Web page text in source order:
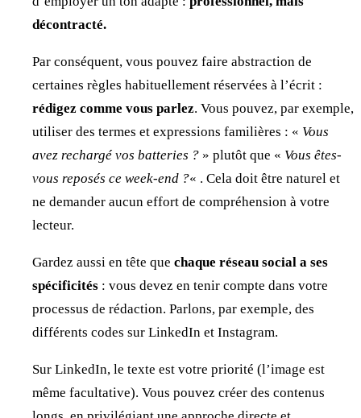
décontracté.
Par conséquent, vous pouvez faire abstraction de
certaines règles habituellement réservées à l’écrit :
rédigez comme vous parlez. Vous pouvez, par exemple,
utiliser des termes et expressions familières : « Vous
avez rechargé vos batteries ? » plutôt que « Vous êtes-
vous reposés ce week-end ?« . Cela doit être naturel et
ne demander aucun effort de compréhension à votre
lecteur.
Gardez aussi en tête que chaque réseau social a ses
spécificités : vous devez en tenir compte dans votre
processus de rédaction. Parlons, par exemple, des
différents codes sur LinkedIn et Instagram.
Sur LinkedIn, le texte est votre priorité (l’image est
même facultative). Vous pouvez créer des contenus